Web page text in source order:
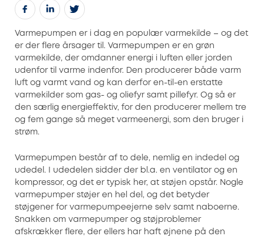
Varmepumpen er i dag en populær varmekilde – og det
er der flere årsager til. Varmepumpen er en grøn
varmekilde, der omdanner energi i luften eller jorden
udenfor til varme indenfor. Den producerer både varm
luft og varmt vand og kan derfor en-til-en erstatte
varmekilder som gas- og oliefyr samt pillefyr. Og så er
den særlig energieffektiv, for den producerer mellem tre
og fem gange så meget varmeenergi, som den bruger i
strøm.
Varmepumpen består af to dele, nemlig en indedel og
udedel. I udedelen sidder der bl.a. en ventilator og en
kompressor, og det er typisk her, at støjen opstår. Nogle
varmepumper støjer en hel del, og det betyder
støjgener for varmepumpeejerne selv samt naboerne.
Snakken om varmepumper og støjproblemer
afskrækker flere, der ellers har haft øjnene på den